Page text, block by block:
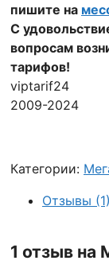
пишите на
С
вопросам
тарифов!
viptarif24
2009-2024
Категории:
Отзывы (1)
1 отзыв на